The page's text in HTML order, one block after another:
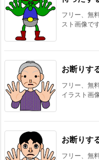
フリー、無
スト画像で
お断りす
フリー、無
イラスト画
お断りす
フリー、無